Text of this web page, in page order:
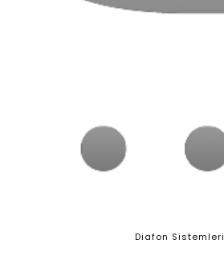
Diafon Sistemleri